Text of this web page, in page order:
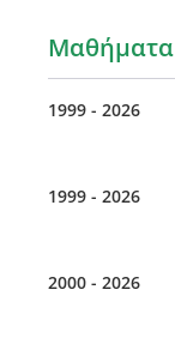
Μαθήματα
1999 - 2026
1999 - 2026
2000 - 2026